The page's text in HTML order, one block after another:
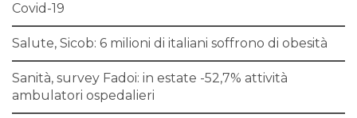
Covid-19
Salute, Sicob: 6 milioni di italiani soffrono di obesità
Sanità, survey Fadoi: in estate -52,7% attività
ambulatori ospedalieri